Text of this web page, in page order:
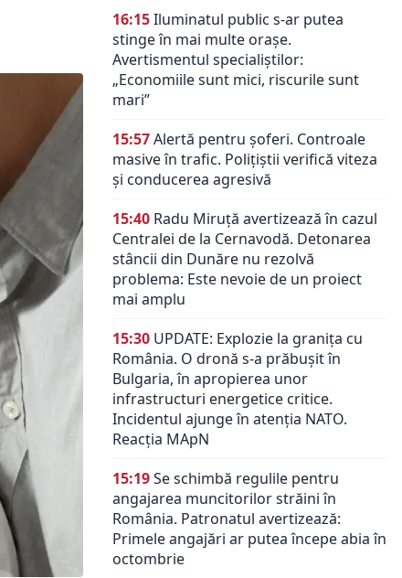
16:15Iluminatul public s-ar putea
stinge în mai multe orașe.
Avertismentul specialiștilor:
„Economiile sunt mici, riscurile sunt
mari”
15:57Alertă pentru șoferi. Controale
masive în trafic. Polițiștii verifică viteza
și conducerea agresivă
15:40 Radu Miruță avertizează în cazul
Centralei de la Cernavodă. Detonarea
stâncii din Dunăre nu rezolvă
problema: Este nevoie de un proiect
mai amplu
15:30 UPDATE: Explozie la granița cu
România. O dronă s-a prăbușit în
Bulgaria, în apropierea unor
infrastructuri energetice critice.
Incidentul ajunge în atenția NATO.
Reacția MApN
15:19Se schimbă regulile pentru
angajarea muncitorilor străini în
România. Patronatul avertizează:
Primele angajări ar putea începe abia în
octombrie